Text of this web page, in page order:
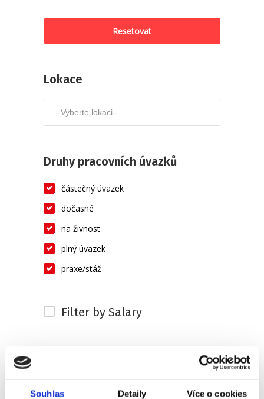
Souhlas Detaily Více o cookies
Resetovat
Lokace
Druhy pracovních úvazků
částečný úvazek
dočasné
na živnost
plný úvazek
praxe/stáž
Filter by Salary